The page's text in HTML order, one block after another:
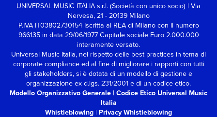
UNIVERSAL MUSIC ITALIA s.r.l. (Società con unico socio) | Via
Nervesa, 21 - 20139 Milano
P.IVA IT03802730154 Iscritta al REA di Milano con il numero
966135 in data 29/06/1977Capitale sociale Euro 2.000.000
interamente versato.
Universal Music Italia, nel rispetto delle best practices in tema di
corporate compliance ed al fine di migliorare i rapporti con tutti
gli stakeholders,si è dotata di un modello di gestione e
organizzazione ex d.lgs. 231/2001 e di un codice etico.
Modello Organizzativo Generale | Codice Etico Universal Music
Italia
Whistleblowing | Privacy Whistleblowing